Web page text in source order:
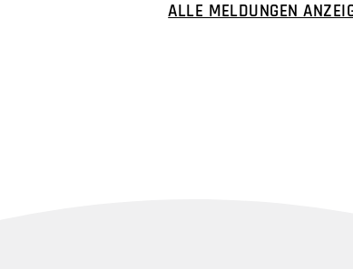
ALLE MELDUNGEN